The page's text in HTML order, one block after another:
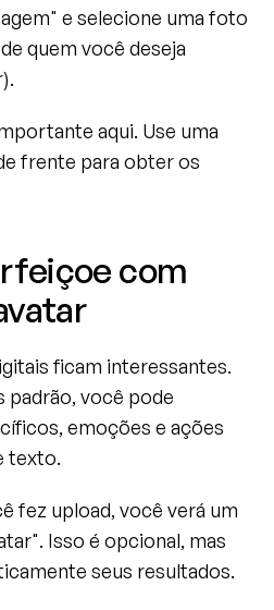
e selecione uma foto
quem você deseja
aqui. Use uma
frente para obter os
com
ficam interessantes.
padrão, você pode
emoções e ações
texto.
fez upload, você verá um
Isso é opcional, mas
seus resultados.